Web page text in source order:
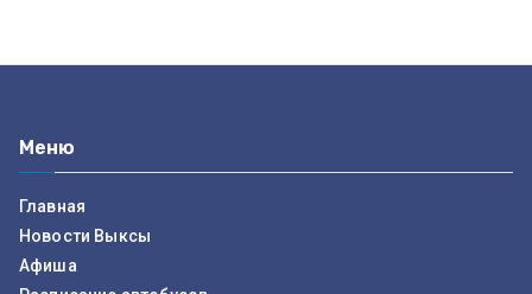
Меню
Главная
Новости Выксы
Афиша